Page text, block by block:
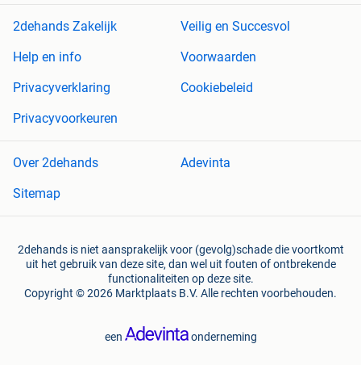
2dehands Zakelijk
Veilig en Succesvol
Help en info
Voorwaarden
Privacyverklaring
Cookiebeleid
Privacyvoorkeuren
Over 2dehands
Adevinta
Sitemap
2dehands is niet aansprakelijk voor (gevolg)schade die voortkomt
uit het gebruik van deze site, dan wel uit fouten of ontbrekende
functionaliteiten op deze site.
Copyright © 2026 Marktplaats B.V. Alle rechten voorbehouden.
een onderneming